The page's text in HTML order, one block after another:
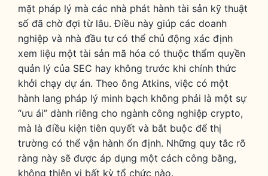
mặt pháp lý mà các nhà phát hành tài sản kỹ thuật
số đã chờ đợi từ lâu. Điều này giúp các doanh
nghiệp và nhà đầu tư có thể chủ động xác định
xem liệu một tài sản mã hóa có thuộc thẩm quyền
quản lý của SEC hay không trước khi chính thức
khởi chạy dự án. Theo ông Atkins, việc có một
hành lang pháp lý minh bạch không phải là một sự
“ưu ái” dành riêng cho ngành công nghiệp crypto,
mà là điều kiện tiên quyết và bắt buộc để thị
trường có thể vận hành ổn định. Những quy tắc rõ
ràng này sẽ được áp dụng một cách công bằng,
không thiên vị bất kỳ tổ chức nào.